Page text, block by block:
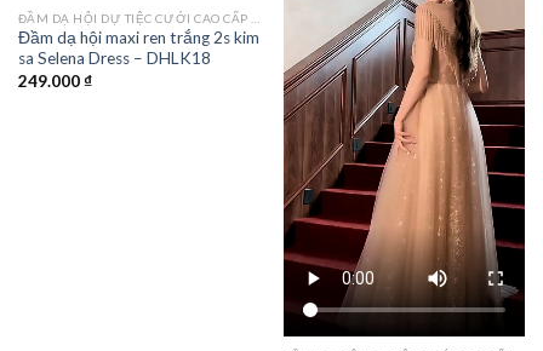
Add to
wishlist
Đầm dạ hội maxi ren trắng 2s kim
sa Selena Dress – DHLK18
249.000₫
Add to
wishlist